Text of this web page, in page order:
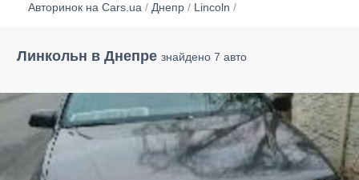
Авторинок на Cars.ua / Днепр / Lincoln /
Линкольн в Днепре знайдено 7 авто